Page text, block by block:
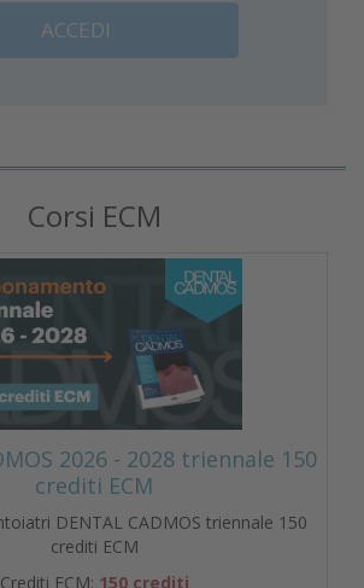
ACCEDI
Corsi ECM
2026 - 2028 triennale 150
crediti ECM
DENTAL CADMOS triennale 150
crediti ECM
Crediti ECM: 150 crediti